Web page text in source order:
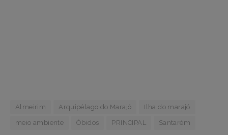
Almeirim Arquipélago do Marajó Ilha do marajó
meio ambiente Óbidos PRINCIPAL Santarém